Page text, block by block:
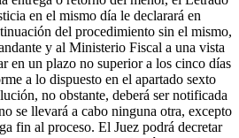
en el mismo día le declarará en
del procedimiento sin el mismo,
y al Ministerio Fiscal a una vista
en un plazo no superior a los cinco días
a lo dispuesto en el apartado sexto
no obstante, deberá ser notificada
se llevará a cabo ninguna otra, excepto
fin al proceso. El Juez podrá decretar